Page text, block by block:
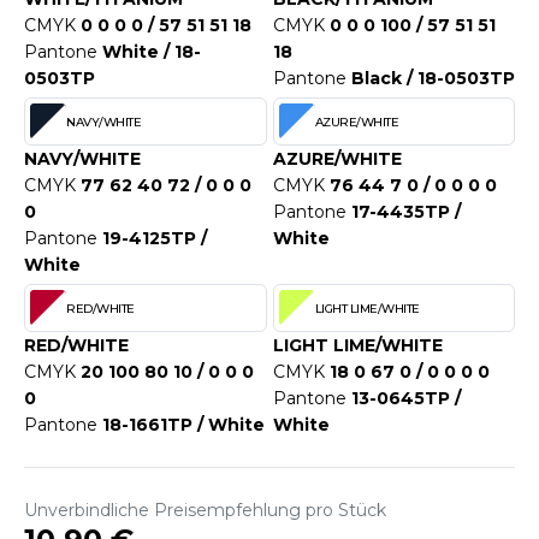
UND JACKEN
COOL
HOODS
T'S
SERIE
CMYK 0 0 0 0 / 57 51 51 18
Pantone White / 18-
0503TP
CMYK 0 0 0 100 / 57 51 51
18
Pantone Black / 18-0503TP
NAVY/WHITE
NAVY/WHITE
CMYK 77 62 40 72 / 0 0 0
0
Pantone 19-4125TP /
White
AZURE/WHITE
AZURE/WHITE
CMYK 76 44 7 0 / 0 0 0 0
Pantone 17-4435TP /
White
RED/WHITE
RED/WHITE
CMYK 20 100 80 10 / 0 0 0
0
Pantone 18-1661TP / White
LIGHT LIME/WHITE
LIGHT LIME/WHITE
CMYK 18 0 67 0 / 0 0 0 0
Pantone 13-0645TP /
White
Unverbindliche Preisempfehlung pro Stück